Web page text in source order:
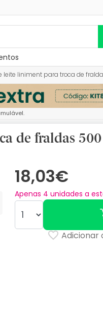
liniment para troca de
de fraldas
18,03€
Apenas 4 unidades a
Adicionar